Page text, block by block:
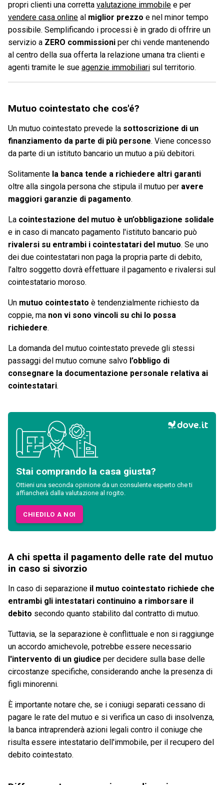
propri clienti una corretta valutazione immobile e per
vendere casa online al miglior prezzo e nel minor tempo
possibile. Semplificando i processi è in grado di offrire un
servizio a ZERO commissioni per chi vende mantenendo
al centro della sua offerta la relazione umana tra clienti e
agenti tramite le sue agenzie immobiliari sul territorio.
Mutuo cointestato che cos'é?
Un mutuo cointestato prevede la sottoscrizione di un
finanziamento da parte di più persone. Viene concesso
da parte di un istituto bancario un mutuo a più debitori.
Solitamente la banca tende a richiedere altri garanti
oltre alla singola persona che stipula il mutuo per avere
maggiori garanzie di pagamento.
La cointestazione del mutuo è un’obbligazione solidale
e in caso di mancato pagamento l'istituto bancario può
rivalersi su entrambi i cointestatari del mutuo. Se uno
dei due cointestatari non paga la propria parte di debito,
l’altro soggetto dovrà effettuare il pagamento e rivalersi sul
cointestatario moroso.
Un mutuo cointestato è tendenzialmente richiesto da
coppie, ma non vi sono vincoli su chi lo possa
richiedere.
La domanda del mutuo cointestato prevede gli stessi
passaggi del mutuo comune salvo l’obbligo di
consegnare la documentazione personale relativa ai
cointestatari.
Stai comprando la casa giusta?
Ottieni una seconda opinione da un consulente esperto che ti
affiancherà dalla valutazione al rogito.
CHIEDILO A NOI
A chi spetta il pagamento delle rate del mutuo
in caso si sivorzio
In caso di separazione il mutuo cointestato richiede che
entrambi gli intestatari continuino a rimborsare il
debito secondo quanto stabilito dal contratto di mutuo.
Tuttavia, se la separazione è conflittuale e non si raggiunge
un accordo amichevole, potrebbe essere necessario
l'intervento di un giudice per decidere sulla base delle
circostanze specifiche, considerando anche la presenza di
figli minorenni.
È importante notare che, se i coniugi separati cessano di
pagare le rate del mutuo e si verifica un caso di insolvenza,
la banca intraprenderà azioni legali contro il coniuge che
risulta essere intestatario dell'immobile, per il recupero del
debito cointestato.